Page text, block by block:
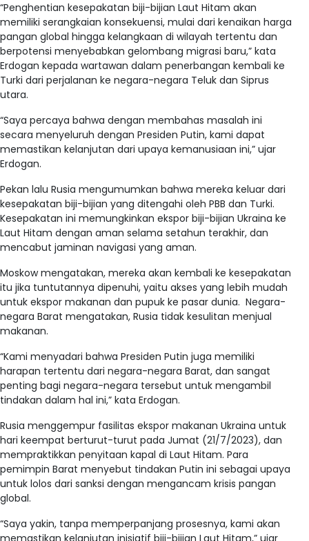
“Penghentian kesepakatan biji-bijian Laut Hitam akan
memiliki serangkaian konsekuensi, mulai dari kenaikan harga
pangan global hingga kelangkaan di wilayah tertentu dan
berpotensi menyebabkan gelombang migrasi baru,” kata
Erdogan kepada wartawan dalam penerbangan kembali ke
Turki dari perjalanan ke negara-negara Teluk dan Siprus
utara.
“Saya percaya bahwa dengan membahas masalah ini
secara menyeluruh dengan Presiden Putin, kami dapat
memastikan kelanjutan dari upaya kemanusiaan ini,” ujar
Erdogan.
Pekan lalu Rusia mengumumkan bahwa mereka keluar dari
kesepakatan biji-bijian yang ditengahi oleh PBB dan Turki.
Kesepakatan ini memungkinkan ekspor biji-bijian Ukraina ke
Laut Hitam dengan aman selama setahun terakhir, dan
mencabut jaminan navigasi yang aman.
Moskow mengatakan, mereka akan kembali ke kesepakatan
itu jika tuntutannya dipenuhi, yaitu akses yang lebih mudah
untuk ekspor makanan dan pupuk ke pasar dunia. Negara-
negara Barat mengatakan, Rusia tidak kesulitan menjual
makanan.
“Kami menyadari bahwa Presiden Putin juga memiliki
harapan tertentu dari negara-negara Barat, dan sangat
penting bagi negara-negara tersebut untuk mengambil
tindakan dalam hal ini,” kata Erdogan.
Rusia menggempur fasilitas ekspor makanan Ukraina untuk
hari keempat berturut-turut pada Jumat (21/7/2023), dan
mempraktikkan penyitaan kapal di Laut Hitam. Para
pemimpin Barat menyebut tindakan Putin ini sebagai upaya
untuk lolos dari sanksi dengan mengancam krisis pangan
global.
“Saya yakin, tanpa memperpanjang prosesnya, kami akan